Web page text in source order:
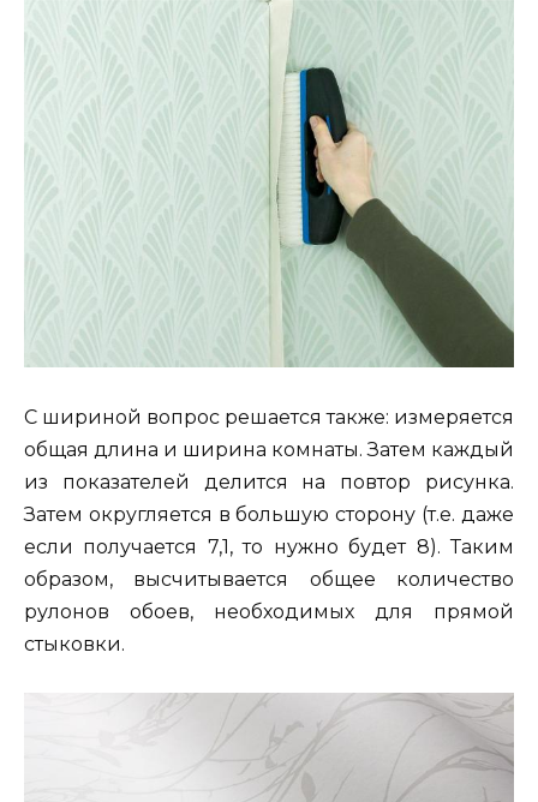
С шириной вопрос решается также: измеряется
общая длина и ширина комнаты. Затем каждый
из показателей делится на повтор рисунка.
Затем округляется в большую сторону (т.е. даже
если получается 7,1, то нужно будет 8). Таким
образом, высчитывается общее количество
рулонов обоев, необходимых для прямой
стыковки.